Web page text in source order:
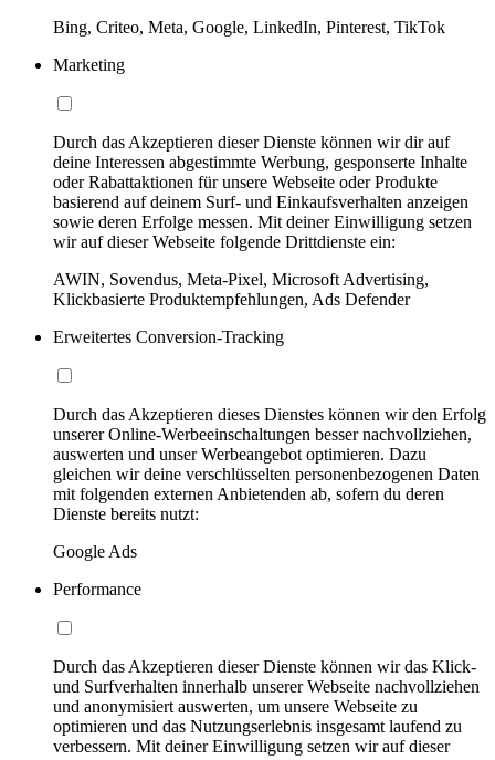
Bing, Criteo, Meta, Google, LinkedIn, Pinterest, TikTok
Marketing
Durch das Akzeptieren dieser Dienste können wir dir auf
deine Interessen abgestimmte Werbung, gesponserte Inhalte
oder Rabattaktionen für unsere Webseite oder Produkte
basierend auf deinem Surf- und Einkaufsverhalten anzeigen
sowie deren Erfolge messen. Mit deiner Einwilligung setzen
wir auf dieser Webseite folgende Drittdienste ein:
AWIN, Sovendus, Meta-Pixel, Microsoft Advertising,
Klickbasierte Produktempfehlungen, Ads Defender
Erweitertes Conversion-Tracking
Durch das Akzeptieren dieses Dienstes können wir den Erfolg
unserer Online-Werbeeinschaltungen besser nachvollziehen,
auswerten und unser Werbeangebot optimieren. Dazu
gleichen wir deine verschlüsselten personenbezogenen Daten
mit folgenden externen Anbietenden ab, sofern du deren
Dienste bereits nutzt:
Google Ads
Performance
Durch das Akzeptieren dieser Dienste können wir das Klick-
und Surfverhalten innerhalb unserer Webseite nachvollziehen
und anonymisiert auswerten, um unsere Webseite zu
optimieren und das Nutzungserlebnis insgesamt laufend zu
verbessern. Mit deiner Einwilligung setzen wir auf dieser